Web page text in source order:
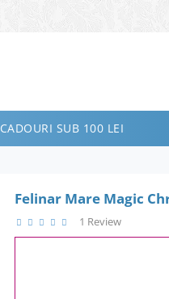
CADOURI SUB 100 LEI
Felinar Mare Magic
1 Review